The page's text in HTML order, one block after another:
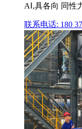
AⅠ,具各向 同性
联系电话: 180